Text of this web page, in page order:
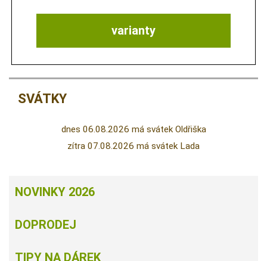
varianty
SVÁTKY
dnes 06.08.2026 má svátek Oldřiška
zítra 07.08.2026 má svátek Lada
NOVINKY 2026
DOPRODEJ
TIPY NA DÁREK